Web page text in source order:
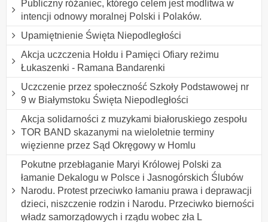
Publiczny różaniec, którego celem jest modlitwa w
intencji odnowy moralnej Polski i Polaków.
Upamiętnienie Święta Niepodległości
Akcja uczczenia Hołdu i Pamięci Ofiary reżimu
Łukaszenki - Ramana Bandarenki
Uczczenie przez społeczność Szkoły Podstawowej nr
9 w Białymstoku Święta Niepodległości
Akcja solidarności z muzykami białoruskiego zespołu
TOR BAND skazanymi na wieloletnie terminy
więzienne przez Sąd Okręgowy w Homlu
Pokutne przebłaganie Maryi Królowej Polski za
łamanie Dekalogu w Polsce i Jasnogórskich Ślubów
Narodu. Protest przeciwko łamaniu prawa i deprawacji
dzieci, niszczenie rodzin i Narodu. Przeciwko bierności
władz samorządowych i rządu wobec zła L